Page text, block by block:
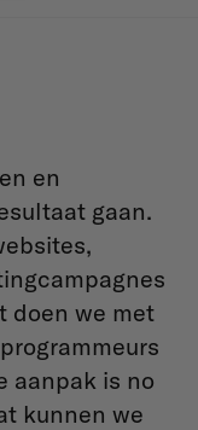
en
gaan.
doen we met
aanpak is no
kunnen we